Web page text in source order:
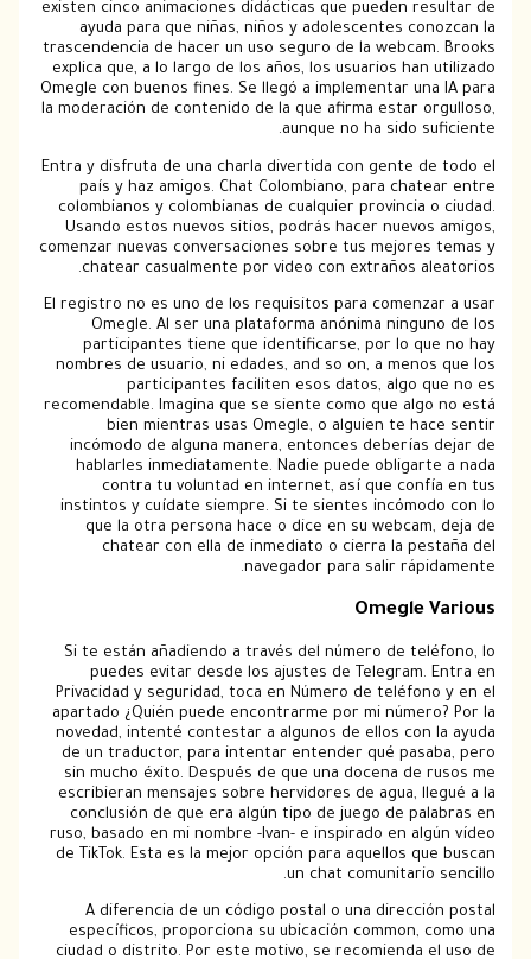
existen cinco animaciones didácticas que pueden resultar de
ayuda para que niñas, niños y adolescentes conozcan la
trascendencia de hacer un uso seguro de la webcam. Brooks
explica que, a lo largo de los años, los usuarios han utilizado
Omegle con buenos fines. Se llegó a implementar una IA para
la moderación de contenido de la que afirma estar orgulloso,
aunque no ha sido suficiente.
Entra y disfruta de una charla divertida con gente de todo el
país y haz amigos. Chat Colombiano, para chatear entre
colombianos y colombianas de cualquier provincia o ciudad.
Usando estos nuevos sitios, podrás hacer nuevos amigos,
comenzar nuevas conversaciones sobre tus mejores temas y
chatear casualmente por video con extraños aleatorios.
El registro no es uno de los requisitos para comenzar a usar
Omegle. Al ser una plataforma anónima ninguno de los
participantes tiene que identificarse, por lo que no hay
nombres de usuario, ni edades, and so on, a menos que los
participantes faciliten esos datos, algo que no es
recomendable. Imagina que se siente como que algo no está
bien mientras usas Omegle, o alguien te hace sentir
incómodo de alguna manera, entonces deberías dejar de
hablarles inmediatamente. Nadie puede obligarte a nada
contra tu voluntad en internet, así que confía en tus
instintos y cuídate siempre. Si te sientes incómodo con lo
que la otra persona hace o dice en su webcam, deja de
chatear con ella de inmediato o cierra la pestaña del
navegador para salir rápidamente.
Omegle Various
Si te están añadiendo a través del número de teléfono, lo
puedes evitar desde los ajustes de Telegram. Entra en
Privacidad y seguridad, toca en Número de teléfono y en el
apartado ¿Quién puede encontrarme por mi número? Por la
novedad, intenté contestar a algunos de ellos con la ayuda
de un traductor, para intentar entender qué pasaba, pero
sin mucho éxito. Después de que una docena de rusos me
escribieran mensajes sobre hervidores de agua, llegué a la
conclusión de que era algún tipo de juego de palabras en
ruso, basado en mi nombre -Ivan- e inspirado en algún vídeo
de TikTok. Esta es la mejor opción para aquellos que buscan
un chat comunitario sencillo.
A diferencia de un código postal o una dirección postal
específicos, proporciona su ubicación common, como una
ciudad o distrito. Por este motivo, se recomienda el uso de